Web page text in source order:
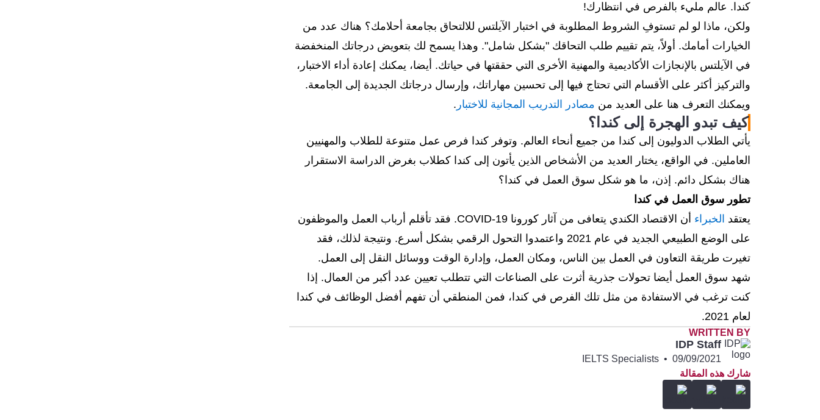
كندا. عالم مليء بالفرص في انتظارك!
ولكن، ماذا لو لم تستوفِ الشروط المطلوبة في اختبار الآيلتس للالتحاق بجامعة أحلامك؟ هناك عدد من
الخيارات أمامك. أولاً، يتم تقييم طلب التحاقك "بشكل شامل". وهذا يسمح لك بتعويض درجاتك المنخفضة
في الآيلتس بالإنجازات الأكاديمية والمهنية الأخرى التي حققتها في حياتك. أيضا، يمكنك إعادة أداء الاختبار،
والتركيز أكثر على الأقسام التي تحتاج فيها إلى تحسين مهاراتك، وإرسال درجاتك الجديدة إلى الجامعة.
ويمكنك التعرف هنا على العديد من مصادر التدريب المجانية للاختبار .
كيف تبدو الهجرة إلى كندا؟
يأتي الطلاب الدوليون إلى كندا من جميع أنحاء العالم. وتوفر كندا فرص عمل متنوعة للطلاب والمهنيين
العاملين. في الواقع، يختار العديد من الأشخاص الذين يأتون إلى كندا كطلاب بغرض الدراسة الاستقرار
هناك بشكل دائم. إذن، ما هو شكل سوق العمل في كندا؟
تطور سوق العمل في كندا
يعتقد الخبراء
أن الاقتصاد الكندي يتعافى من آثار كورونا COVID-19. فقد تأقلم أرباب العمل والموظفون
على الوضع الطبيعي الجديد في عام 2021 واعتمدوا التحول الرقمي بشكل أسرع. ونتيجة لذلك، فقد
تغيرت طريقة التعاون في العمل بين الناس، ومكان العمل، وإدارة الوقت ووسائل النقل إلى العمل.
شهد سوق العمل أيضا تحولات جذرية أثرت على الصناعات التي تتطلب تعيين عدد أكبر من العمال. إذا
كنت ترغب في الاستفادة من مثل تلك الفرص في كندا، فمن المنطقي أن تفهم أفضل الوظائف في كندا
لعام 2021.
WRITTEN BY
IDP Staff
09/09/2021
•
IELTS Specialists
شارك هذه المقالة